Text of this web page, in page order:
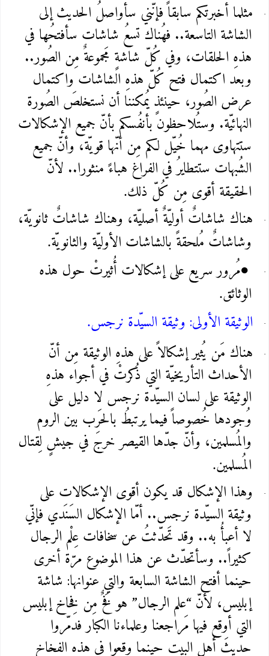
مثلما أخبرتكم سابقاً فإنّني سأواصلُ الحديث إلى
الشاشة التاسعة.. فهُناك تسعُ شاشات سأفتحُها في
هذهِ الحلقات، وفي كُلّ شاشةٍ مَجموعةٌ مِن الصُور..
وبعد اكتمال فتح كُلّ هذهِ الشاشات واكتمال
عرض الصُور، حينئذٍ يُمكننا أن نستخلصَ الصُورة
النهائيّة. وستُلاحظون بأنفُسكم بأنّ جميع الإشكالات
ستتهاوى مهما خُيّل لكم مِن أنّها قويّة، وأنّ جميع
الشُبهات ستتطايرُ في الفراغ هباءً منثورا.. لأنّ
الحقيقة أقوى مِن كُلّ ذلك.
هناك شاشاتٌ أوليّةٌ أصليّة، وهناك شاشاتٌ ثانويّة،
وشاشاتٌ مُلحقةً بالشاشات الأوليّة والثانويّة.
●مُرور سريع على إشكالات أُثيرتْ حول هذه
الوثائق.
الوثيقة الأولى: وثيقة السيّدة نرجس.
هناك مَن يُثير إشكالاً على هذهِ الوثيقة مِن أنّ
الأحداث التأريخيّة التي ذُكرتْ في أجواء هذهِ
الوثيقة على لسان السيّدة نرجس لا دليل على
وُجودها خُصوصاً فيما يرتبطُ بالحَرب بين الروم
والمُسلمين، وأنّ جدّها القيصر خرجَ في جيشٍ لِقتال
المُسلمين.
وهذا الإشكال قد يكون أقوى الإشكالات على
وثيقة السيّدة نرجس.. أمّا الإشكال السَنَدي فإنّي
لا أعبأُ به.. وقد تَحدّثتُ عن سخافات عِلْم الرجال
كثيراً.. وسأتحدّث عن هذا الموضوع مرّة أخرى
حينما أفتح الشاشة السابعة والتي عنوانها: شاشة
إبليس، لأنّ “علم الرجال” هو فَخٌ مِن فِخاخ إبليس
التي أوقع فيها مَراجعنا وعلماءنا الكبار فدمّروا
حديثَ أهل البيت حينما وقعوا في هذهِ الفِخاخ